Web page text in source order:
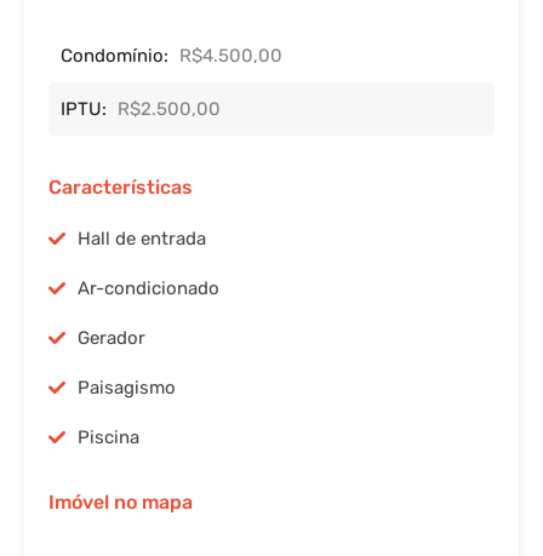
Condomínio: R$4.500,00
IPTU: R$2.500,00
Características
Hall de entrada
Ar-condicionado
Gerador
Paisagismo
Piscina
Imóvel no mapa